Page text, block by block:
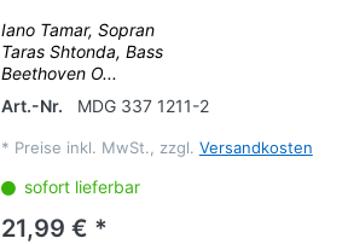
Iano Tamar, Sopran
Taras Shtonda, Bass
Beethoven O...
Art.-Nr.
MDG 337 1211-2
* Preise inkl. MwSt., zzgl. Versandkosten
sofort lieferbar
21,99 € *